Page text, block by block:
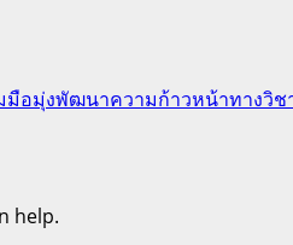
มือมุ่งพัฒนาความก้าวหน้าทางวิช
help.